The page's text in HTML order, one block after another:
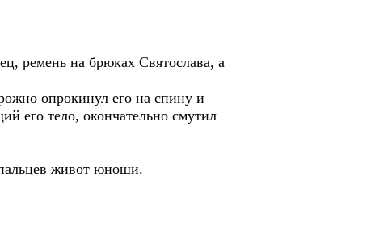
ремень на брюках Святослава, а
опрокинул его на спину и
его тело, окончательно смутил
живот юноши.